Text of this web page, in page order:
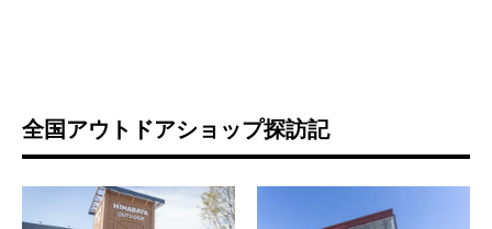
全国アウトドアショップ探訪記